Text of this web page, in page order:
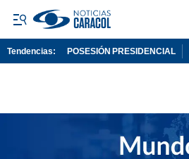
Tendencias: POSESIÓN PRESIDENCIAL